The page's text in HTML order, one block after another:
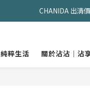
久坐神器>>坐&靠墊
久坐神器>>坐&靠墊
純粹生活 關於沾沾｜沾